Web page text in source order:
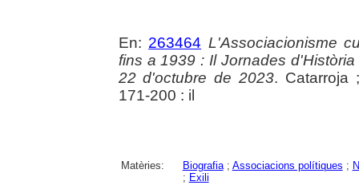
En: 263464 L'Associacionisme
fins a 1939 : Il Jornades
22 d'octubre de 2023. Catarroja
171-200 : il
Matèries: Biografia; Associacions polítiques ;
; Exili